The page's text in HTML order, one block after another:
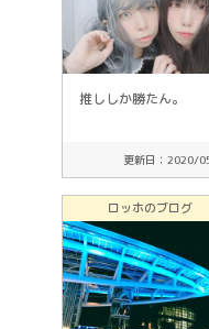
推ししか勝たん。
更新日：2020/
ロッホのブログ